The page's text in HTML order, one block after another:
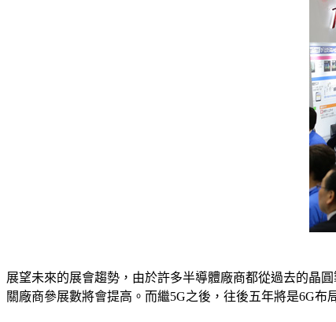
展望未來的展會趨勢，由於許多半導體廠商都從過去的晶
關廠商參展數將會提高。而繼5G之後，往後五年將是6G